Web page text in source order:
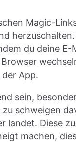
Magic-
du deine
App.
sein,
schweigen
landet. Diese
machen,